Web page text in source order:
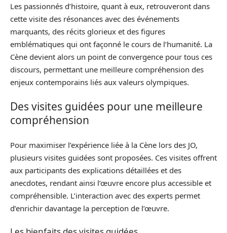
Les passionnés d’histoire, quant à eux, retrouveront dans
cette visite des résonances avec des événements
marquants, des récits glorieux et des figures
emblématiques qui ont façonné le cours de l’humanité. La
Cène devient alors un point de convergence pour tous ces
discours, permettant une meilleure compréhension des
enjeux contemporains liés aux valeurs olympiques.
Des visites guidées pour une meilleure
compréhension
Pour maximiser l’expérience liée à la Cène lors des JO,
plusieurs visites guidées sont proposées. Ces visites offrent
aux participants des explications détaillées et des
anecdotes, rendant ainsi l’œuvre encore plus accessible et
compréhensible. L’interaction avec des experts permet
d’enrichir davantage la perception de l’œuvre.